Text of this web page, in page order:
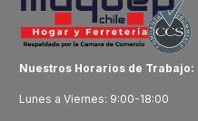
Nuestros Horarios de Trabajo:
Lunes a Viernes: 9:00-18:00